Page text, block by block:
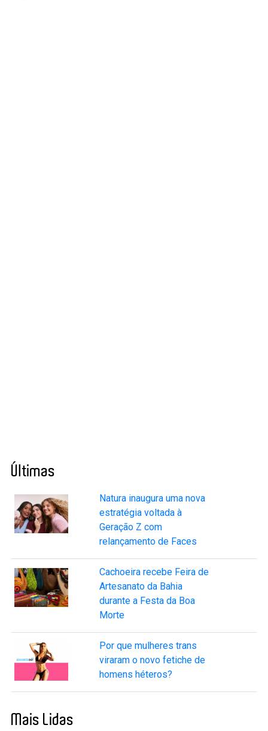
Últimas
Natura inaugura uma nova
estratégia voltada à
Geração Z com
relançamento de Faces
Cachoeira recebe Feira de
Artesanato da Bahia
durante a Festa da Boa
Morte
Por que mulheres trans
viraram o novo fetiche de
homens héteros?
Mais Lidas